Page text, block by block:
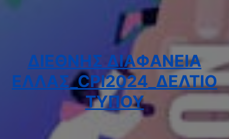
ΔΙΕΘΝΉΣ ΔΙΑΦΆΝΕΙΑ
ΕΛΛΆΣ_CPI2024_ΔΕΛΤΊΟ
ΤΎΠΟΥ